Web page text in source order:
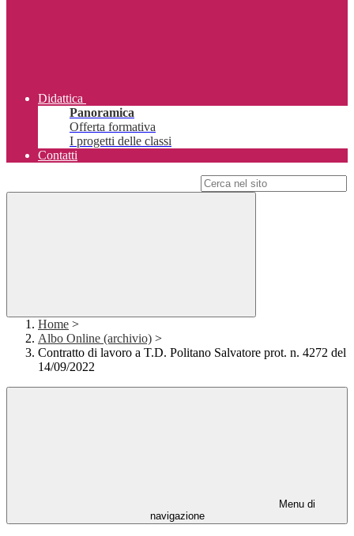
Didattica
Panoramica
Offerta formativa
I progetti delle classi
Contatti
Home >
Albo Online (archivio) >
Contratto di lavoro a T.D. Politano Salvatore prot. n. 4272 del
14/09/2022
Menu di
navigazione